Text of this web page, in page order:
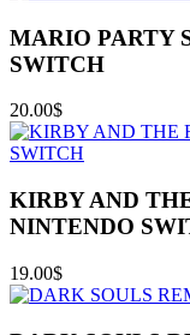
MARIO PARTY
SWITCH
20.00$
KIRBY AND
NINTENDO
19.00$